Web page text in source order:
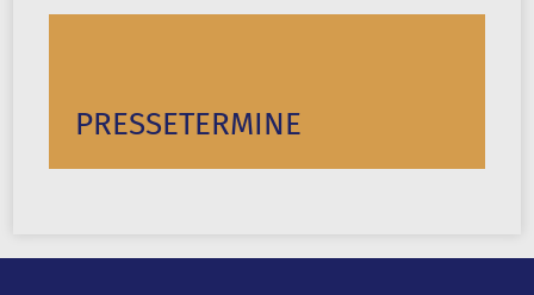
PRESSETERMINE